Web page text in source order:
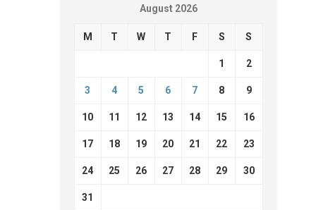
August 2026
M T W T F S S
1 2
3 4 5 6 7 8 9
10 11 12 13 14 15 16
17 18 19 20 21 22 23
24 25 26 27 28 29 30
31